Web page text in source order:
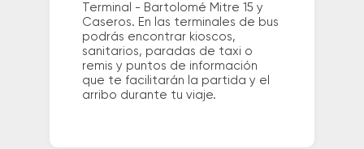
Terminal - Bartolomé Mitre 15 y
Caseros. En las terminales de bus
podrás encontrar kioscos,
sanitarios, paradas de taxi o
remis y puntos de información
que te facilitarán la partida y el
arribo durante tu viaje.